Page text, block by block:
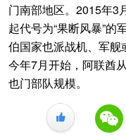
门南部地区。2015年3
起代号为“果断风暴”的
伯国家也派战机、军
今年7月开始，阿联酋
也门部队规模。
+1